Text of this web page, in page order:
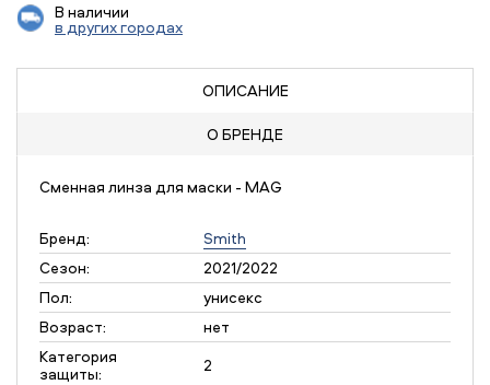
В наличии
в других городах
ОПИСАНИЕ
О БРЕНДЕ
Сменная линза для маски - MAG
Бренд:
Smith
Сезон:
2021/2022
Пол:
унисекс
Возраст:
нет
Категория
защиты:
2